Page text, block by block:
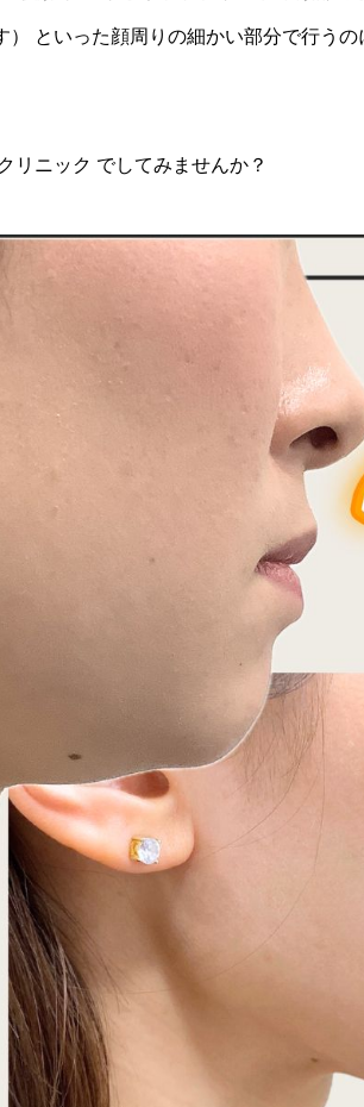
） といった顔周りの細かい部分で行う
リニック でしてみませんか？